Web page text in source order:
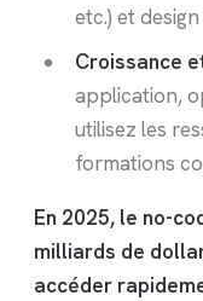
etc.) et
Croissance
application,
utilisez les
formations
En 2025, le no-
milliards de
accéder